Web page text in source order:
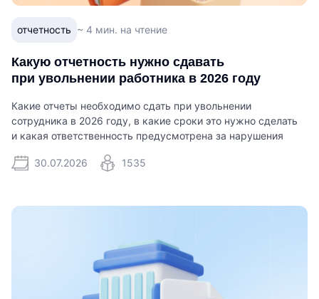
отчетность ~ 4 мин. на чтение
Какую отчетность нужно сдавать
при увольнении работника в 2026 году
Какие отчеты необходимо сдать при увольнении
сотрудника в 2026 году, в какие сроки это нужно сделать
и какая ответственность предусмотрена за нарушения
30.07.2026 1535